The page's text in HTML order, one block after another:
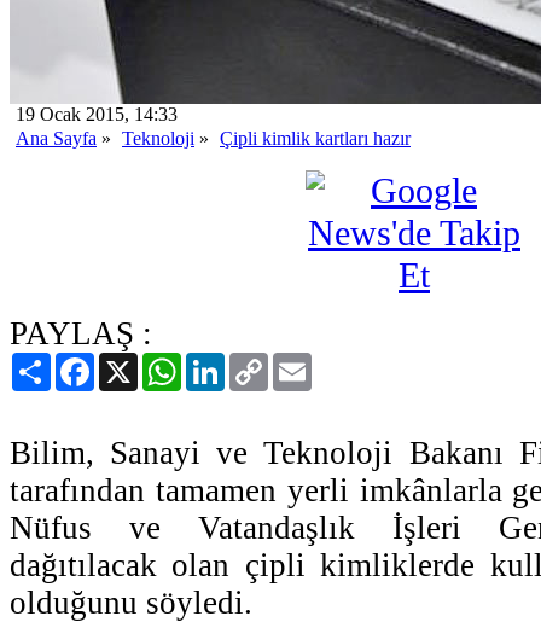
19 Ocak 2015, 14:33
Ana Sayfa » Teknoloji » Çipli kimlik kartları hazır
PAYLAŞ :
PaylaşFacebook
X WhatsAppLinkedIn
Copy
Link
Bilim, Sanayi ve Teknoloji Bakanı
tarafından tamamen yerli imkânlarla
Nüfus ve Vatandaşlık İşleri
dağıtılacak olan çipli kimliklerde
olduğunu söyledi.